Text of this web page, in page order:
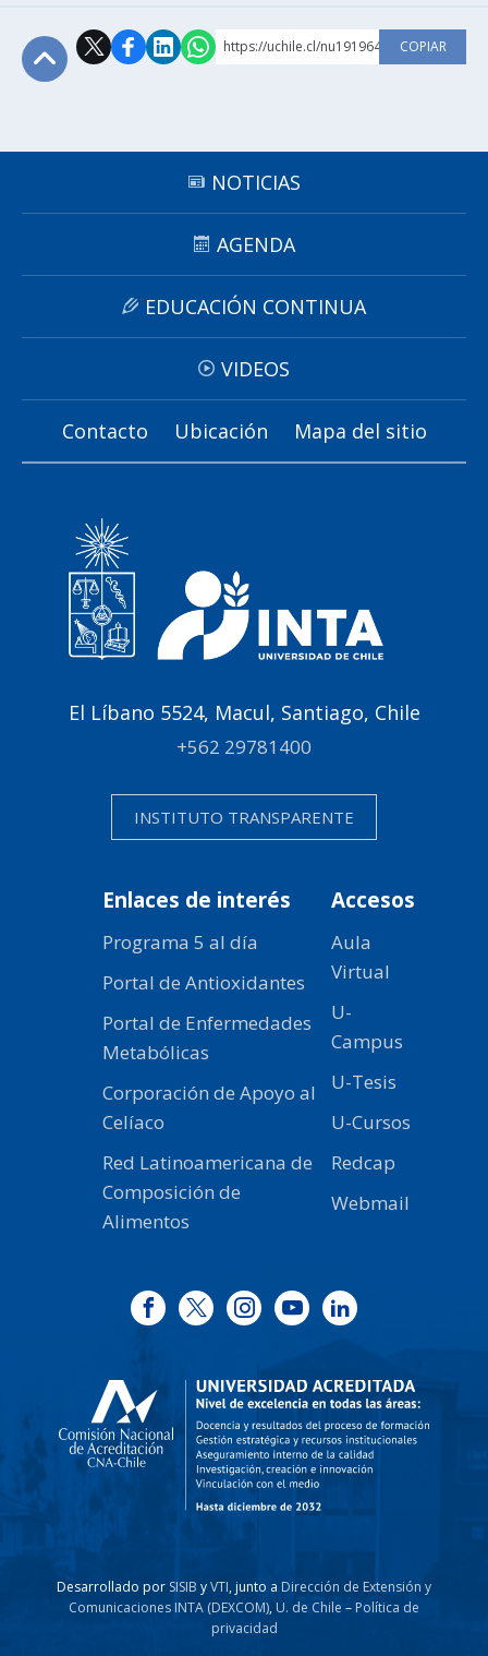
https://uchile.cl/nu191964 COPIAR
NOTICIAS
AGENDA
EDUCACIÓN CONTINUA
VIDEOS
Contacto Ubicación Mapa del sitio
El Líbano 5524, Macul, Santiago, Chile
+562 29781400
INSTITUTO TRANSPARENTE
Enlaces de interés
Programa 5 al día
Portal de Antioxidantes
Portal de Enfermedades
Metabólicas
Corporación de Apoyo al
Celíaco
Red Latinoamericana de
Composición de
Alimentos
Accesos
Aula
Virtual
U-
Campus
U-Tesis
U-Cursos
Redcap
Webmail
Desarrollado por SISIB yVTI, junto a Dirección de Extensión y
Comunicaciones INTA (DEXCOM), U. de Chile – Política de
privacidad